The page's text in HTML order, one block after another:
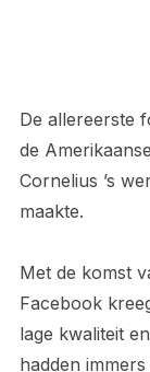
De allereerste
de
Cornelius ’s
maakte.
Met de komst
Facebook
lage kwaliteit
hadden